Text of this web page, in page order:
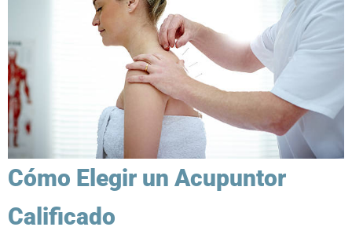
Cómo Elegir un Acupuntor
Calificado